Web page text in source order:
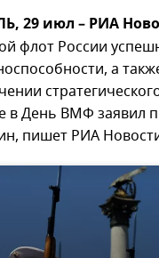
29 июл – РИА
флот России
а
в День ВМФ заявил
пишет РИА